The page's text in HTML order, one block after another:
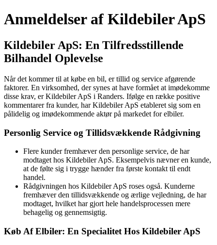
Anmeldelser af Kildebiler ApS
Kildebiler ApS: En Tilfredsstillende
Bilhandel Oplevelse
Når det kommer til at købe en bil, er tillid og service afgørende
faktorer. En virksomhed, der synes at have formået at imødekomme
disse krav, er Kildebiler ApS i Randers. Ifølge en række positive
kommentarer fra kunder, har Kildebiler ApS etableret sig som en
pålidelig og imødekommende aktør på markedet for elbiler.
Personlig Service og Tillidsvækkende Rådgivning
Flere kunder fremhæver den personlige service, de har
modtaget hos Kildebiler ApS. Eksempelvis nævner en kunde,
at de følte sig i trygge hænder fra første kontakt til endt
handel.
Rådgivningen hos Kildebiler ApS roses også. Kunderne
fremhæver den tillidsvækkende og ærlige vejledning, de har
modtaget, hvilket har gjort hele handelsprocessen mere
behagelig og gennemsigtig.
Køb Af Elbiler: En Specialitet Hos Kildebiler ApS